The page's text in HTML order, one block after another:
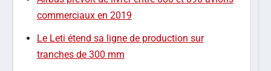
commerciaux en 2019
Le Leti étend sa ligne de production sur
tranches de 300 mm